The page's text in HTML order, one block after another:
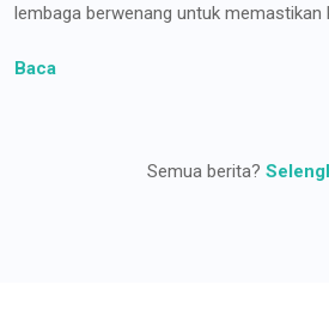
lembaga berwenang untuk memastikan
Baca
Semua berita?